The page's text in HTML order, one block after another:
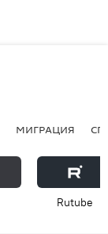
МИГРАЦИЯ
Rutube